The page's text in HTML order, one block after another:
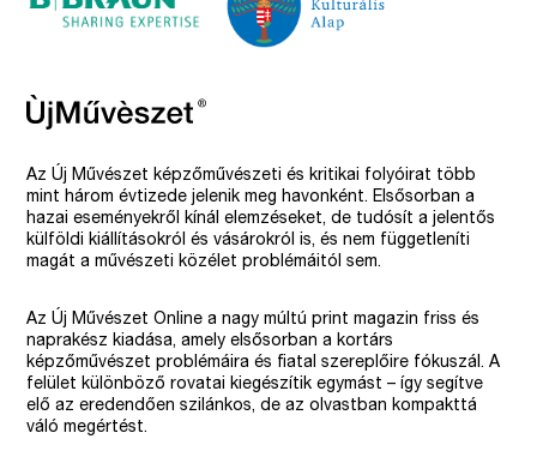
Az Új Művészet képzőművészeti és kritikai folyóirat több
mint három évtizede jelenik meg havonként. Elsősorban a
hazai eseményekről kínál elemzéseket, de tudósít a jelentős
külföldi kiállításokról és vásárokról is, és nem függetleníti
magát a művészeti közélet problémáitól sem.
Az Új Művészet Online a nagy múltú print magazin friss és
naprakész kiadása, amely elsősorban a kortárs
képzőművészet problémáira és fiatal szereplőire fókuszál. A
felület különböző rovatai kiegészítik egymást – így segítve
elő az eredendően szilánkos, de az olvastban kompakttá
váló megértést.